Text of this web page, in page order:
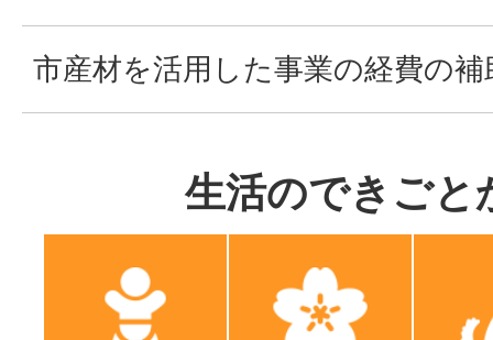
市産材を活用した事業の経費の補
生活のできごと